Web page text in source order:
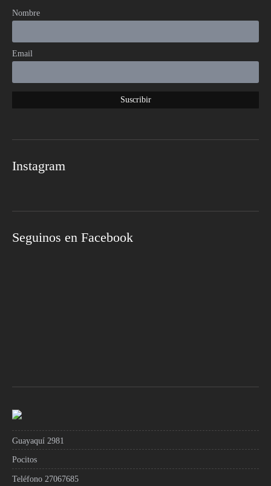
Nombre
Email
Instagram
Seguinos en Facebook
Guayaquí 2981
Pocitos
Teléfono 27067685